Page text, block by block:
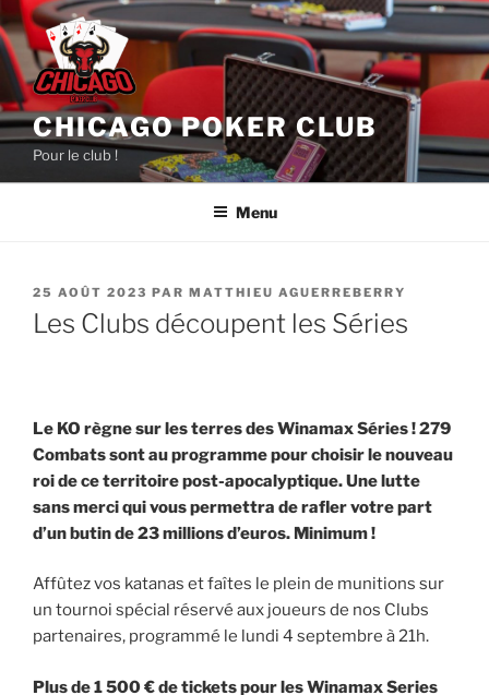
Aller
au
contenu
principal
CHICAGO POKER CLUB
Pour le club !
Menu
PUBLIÉ
LE
25 AOÛT 2023 PAR MATTHIEU AGUERREBERRY
Les Clubs découpent les Séries
Le KO règne sur les terres des Winamax Séries ! 279
Combats sont au programme pour choisir le nouveau
roi de ce territoire post-apocalyptique. Une lutte
sans merci qui vous permettra de rafler votre part
d’un butin de 23 millions d’euros. Minimum !
Affûtez vos katanas et faîtes le plein de munitions sur
un tournoi spécial réservé aux joueurs de nos Clubs
partenaires, programmé le lundi 4 septembre à 21h.
Plus de 1 500 € de tickets pour les Winamax Series